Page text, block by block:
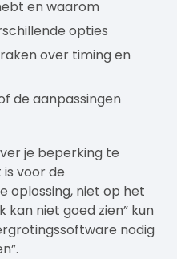
en waarom
opties
over timing en
de aanpassingen
je beperking te
voor de
oplossing, niet op het
kan niet goed zien” kun
nodig